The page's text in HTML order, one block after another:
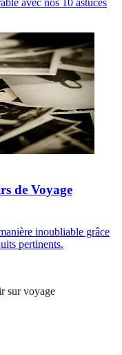
avec nos 10 astuces
de Voyage
inoubliable grâce
pertinents.
sur voyage